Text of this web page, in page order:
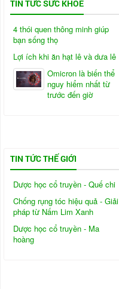
TIN TỨC SỨC KHOẺ
4 thói quen thông minh giúp
bạn sống thọ
Lợi ích khi ăn hạt lê và dưa lê
Omicron là biến thể
nguy hiểm nhất từ
trước đến giờ
TIN TỨC THẾ GIỚI
Dược học cổ truyền - Quế chi
Chống rụng tóc hiệu quả - Giải
pháp từ Nấm Lim Xanh
Dược học cổ truyền - Ma
hoàng